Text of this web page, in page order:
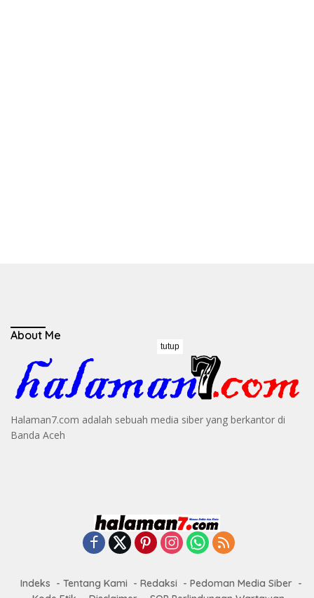
About Me
Halaman7.com adalah sebuah media siber yang berkantor di
Banda Aceh
Indeks Tentang Kami Redaksi
Pedoman Media Siber
tutup